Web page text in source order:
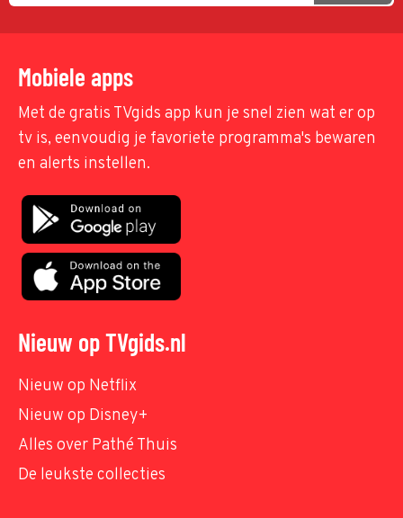
Mobiele apps
Met de gratis TVgids app kun je snel zien wat er op
tv is, eenvoudig je favoriete programma's bewaren
en alerts instellen.
Nieuw op TVgids.nl
Nieuw op Netflix
Nieuw op Disney+
Alles over Pathé Thuis
De leukste collecties